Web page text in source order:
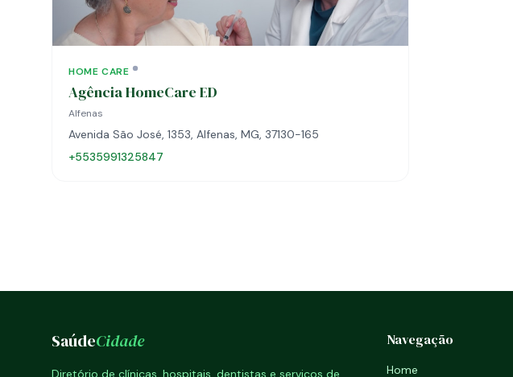
HOME CARE
Agência HomeCare ED
Alfenas
Avenida São José, 1353, Alfenas, MG, 37130-165
+5535991325847
SaúdeCidade
Diretório de clínicas, hospitais, dentistas e serviços de
Navegação
Home